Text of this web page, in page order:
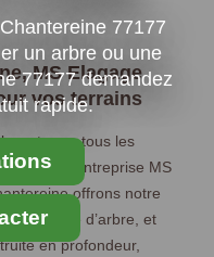
77177
un arbre ou une
77177 demandez
rapide.
MS Elagage
vos terrains
et pour tous les
nous, l’entreprise MS
offrons notre
racine d’arbre, et
en profondeur,